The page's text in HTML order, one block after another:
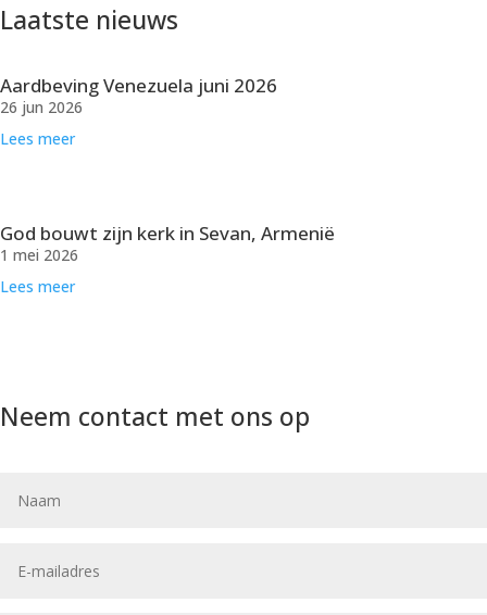
Laatste nieuws
Aardbeving Venezuela juni 2026
26 jun 2026
Lees meer
God bouwt zijn kerk in Sevan, Armenië
1 mei 2026
Lees meer
Neem contact met ons op